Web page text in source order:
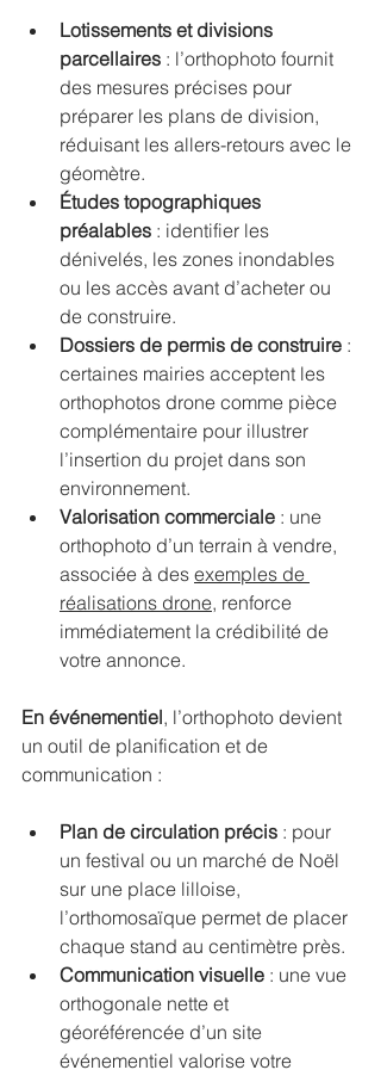
Lotissements et divisions
parcellaires : l’orthophoto fournit
des mesures précises pour
préparer les plans de division,
réduisant les allers-retours avec le
géomètre.
Études topographiques
préalables : identifier les
dénivelés, les zones inondables
ou les accès avant d’acheter ou
de construire.
Dossiers de permis de construire :
certaines mairies acceptent les
orthophotos drone comme pièce
complémentaire pour illustrer
l’insertion du projet dans son
environnement.
Valorisation commerciale : une
orthophoto d’un terrain à vendre,
associée à des exemples de
réalisations drone, renforce
immédiatement la crédibilité de
votre annonce.
En événementiel, l’orthophoto devient
un outil de planification et de
communication :
Plan de circulation précis : pour
un festival ou un marché de Noël
sur une place lilloise,
l’orthomosaïque permet de placer
chaque stand au centimètre près.
Communication visuelle : une vue
orthogonale nette et
géoréférencée d’un site
événementiel valorise votre